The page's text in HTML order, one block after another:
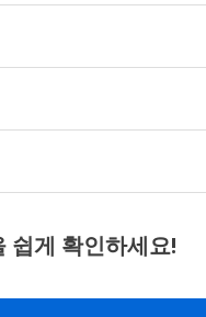
쉽게 확인하세요!